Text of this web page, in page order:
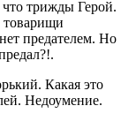
трижды Герой.
товарищи
предателем. Но
Какая это
Недоумение.